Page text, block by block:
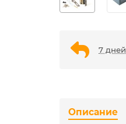
7
Описание